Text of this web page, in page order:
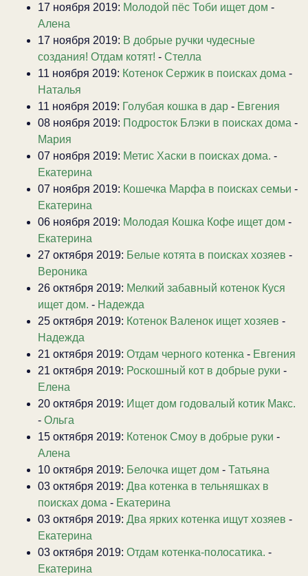
17 ноября 2019: Молодой пёс Тоби ищет дом -
Алена
17 ноября 2019: В добрые ручки чудесные
создания! Отдам котят! - Стелла
11 ноября 2019: Котенок Сержик в поисках дома -
Наталья
11 ноября 2019: Голубая кошка в дар - Евгения
08 ноября 2019: Подросток Блэки в поисках дома -
Мария
07 ноября 2019: Метис Хаски в поисках дома. -
Екатерина
07 ноября 2019: Кошечка Марфа в поисках семьи -
Екатерина
06 ноября 2019: Молодая Кошка Кофе ищет дом -
Екатерина
27 октября 2019: Белые котята в поисках хозяев -
Вероника
26 октября 2019: Мелкий забавный котенок Куся
ищет дом. - Надежда
25 октября 2019: Котенок Валенок ищет хозяев -
Надежда
21 октября 2019: Отдам черного котенка - Евгения
21 октября 2019: Роскошный кот в добрые руки -
Елена
20 октября 2019: Ищет дом годовалый котик Макс.
- Ольга
15 октября 2019: Котенок Смоу в добрые руки -
Алена
10 октября 2019: Белочка ищет дом - Татьяна
03 октября 2019: Два котенка в тельняшках в
поисках дома - Екатерина
03 октября 2019: Два ярких котенка ищут хозяев -
Екатерина
03 октября 2019: Отдам котенка-полосатика. -
Екатерина